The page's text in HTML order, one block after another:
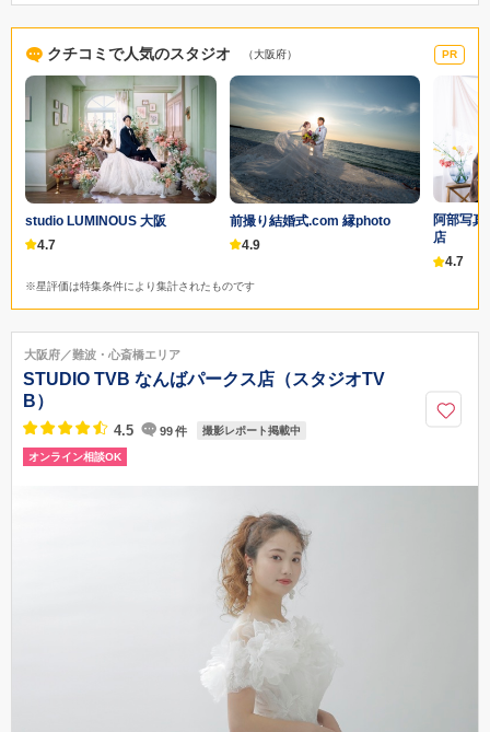
大阪府大阪市中央区大阪城3-1 JO-TERRACEOSAKA Eテラス
06-4790-8880
クチコミで人気のスタジオ （大阪府） PR
studio LUMINOUS 大阪
4.7
前撮り結婚式.com 縁photo
4.9
阿部写
店
4.7
※星評価は特集条件により集計されたものです
大阪府／難波・心斎橋エリア
STUDIO TVB なんばパークス店（スタジオTV
B）
4.5 99件 撮影レポート掲載中
オンライン相談OK